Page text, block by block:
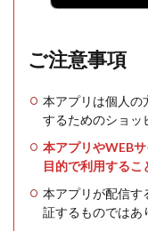
ご注意事項
本アプリは個人の
するためのショッ
本アプリやWEB
目的で利用するこ
本アプリが配信す
証するものではあ